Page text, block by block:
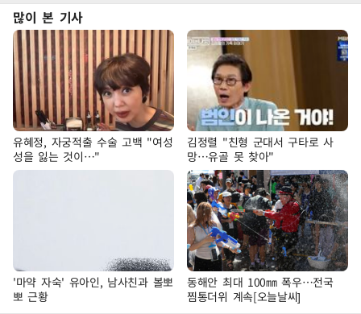
많이 본 기사
유혜정, 자궁적출 수술 고백 "여성
성을 잃는 것이…"
김정렬 "친형 군대서 구타로 사
망…유골 못 찾아"
'마약 자숙' 유아인, 남사친과 볼뽀
뽀 근황
동해안 최대 100㎜ 폭우…전국
찜통더위 계속[오늘날씨]